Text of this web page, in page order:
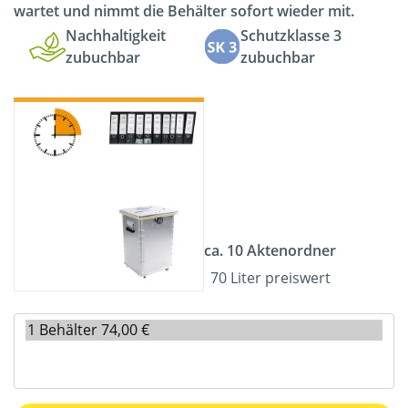
wartet und nimmt die Behälter sofort wieder mit.
Nachhaltigkeit
zubuchbar
Schutzklasse 3
zubuchbar
ca. 10 Aktenordner
70 Liter preiswert